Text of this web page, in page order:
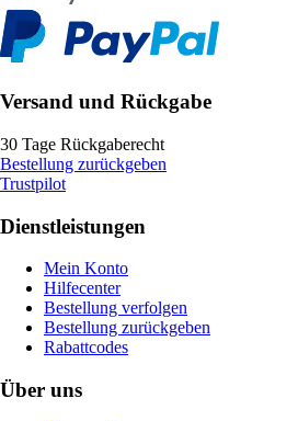
Versand und Rückgabe
30 Tage Rückgaberecht
Bestellung zurückgeben
Trustpilot
Dienstleistungen
Mein Konto
Hilfecenter
Bestellung verfolgen
Bestellung zurückgeben
Rabattcodes
Über uns